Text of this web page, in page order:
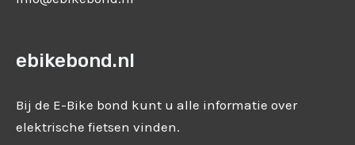
ebikebond.nl
Bij de E-Bike bond kunt u alle informatie over
elektrische fietsen vinden.